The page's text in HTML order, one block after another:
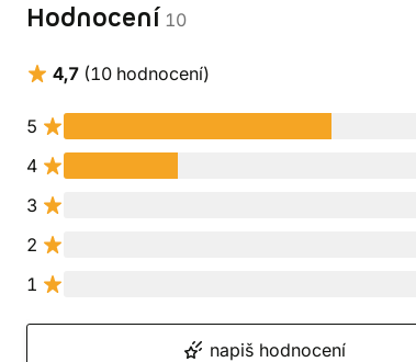
Hodnocení 10
4,7 (10 hodnocení)
5
4
3
2
1
napiš hodnocení